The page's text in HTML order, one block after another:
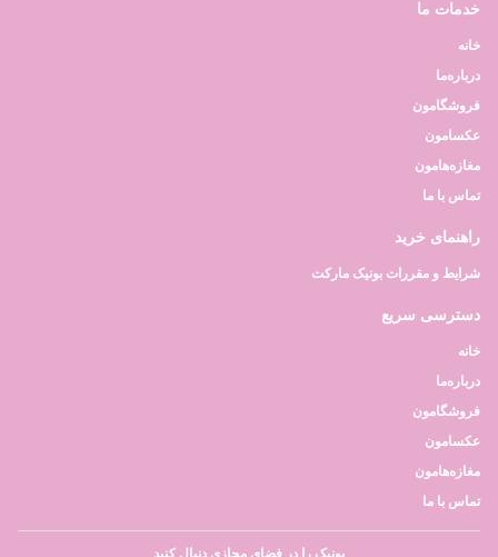
خدمات ما
خانه
درباره‌ما
فروشگامون
عکسامون
مغازه‌هامون
تماس با ما
راهنمای خرید
شرایط و مقررات بونیک مارکت
دسترسی سریع
خانه
درباره‌ما
فروشگامون
عکسامون
مغازه‌هامون
تماس با ما
بونیک را در فضای مجازی دنبال کنید